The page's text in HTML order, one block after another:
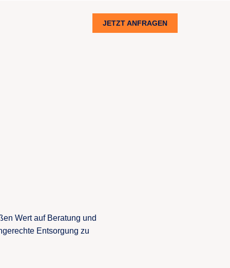
JETZT ANFRAGEN
Wert auf Beratung und
Entsorgung zu